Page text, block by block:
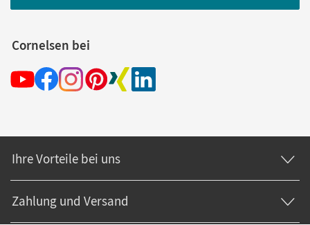
Cornelsen bei
Ihre Vorteile bei uns
Zahlung und Versand